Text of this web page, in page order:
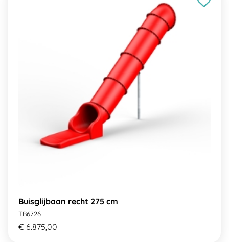
Buisglijbaan recht 275 cm
TB6726
€ 6.875,00